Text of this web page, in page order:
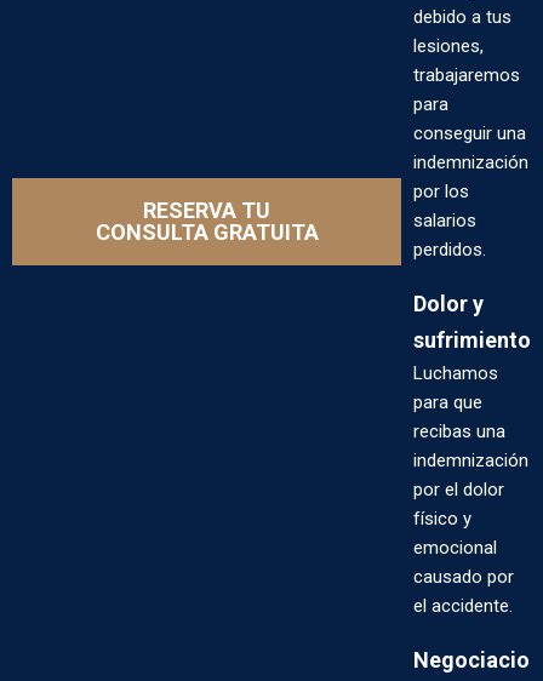
debido a tus
lesiones,
trabajaremos
para
conseguir una
indemnización
por los
salarios
perdidos.
Dolor y
sufrimiento
Luchamos
para que
recibas una
indemnización
por el dolor
físico y
emocional
causado por
el accidente.
Negociacio
RESERVA TU
CONSULTA GRATUITA